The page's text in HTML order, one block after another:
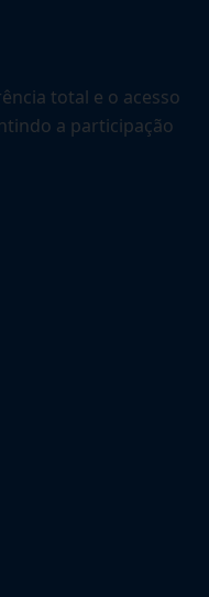
total e o acesso
a participação